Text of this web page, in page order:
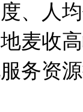
、人
麦收
务资